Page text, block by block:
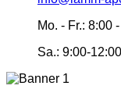
Mo. - Fr.: 8:00
Sa.: 9:00-